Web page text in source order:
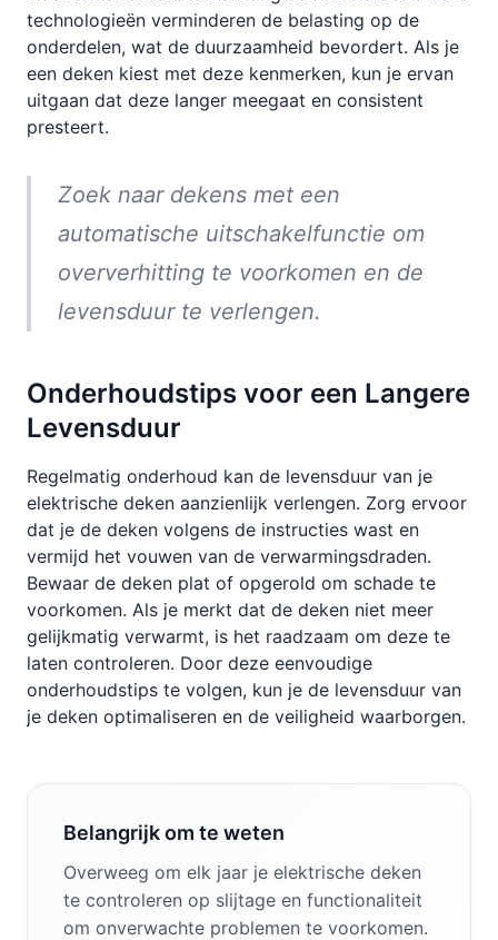
technologieën verminderen de belasting op de
onderdelen, wat de duurzaamheid bevordert. Als je
een deken kiest met deze kenmerken, kun je ervan
uitgaan dat deze langer meegaat en consistent
presteert.
Zoek naar dekens met een
automatische uitschakelfunctie om
oververhitting te voorkomen en de
levensduur te verlengen.
Onderhoudstips voor een Langere
Levensduur
Regelmatig onderhoud kan de levensduur van je
elektrische deken aanzienlijk verlengen. Zorg ervoor
dat je de deken volgens de instructies wast en
vermijd het vouwen van de verwarmingsdraden.
Bewaar de deken plat of opgerold om schade te
voorkomen. Als je merkt dat de deken niet meer
gelijkmatig verwarmt, is het raadzaam om deze te
laten controleren. Door deze eenvoudige
onderhoudstips te volgen, kun je de levensduur van
je deken optimaliseren en de veiligheid waarborgen.
Belangrijk om te weten
Overweeg om elk jaar je elektrische deken
te controleren op slijtage en functionaliteit
om onverwachte problemen te voorkomen.